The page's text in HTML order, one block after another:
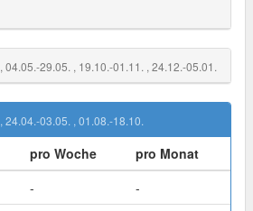
, 04.05.-29.05. , 19.10.-01.11. , 24.12.-05.01.
, 24.04.-03.05. , 01.08.-18.10.
pro Woche
pro Monat
-
-